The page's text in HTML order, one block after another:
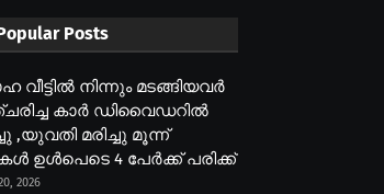
Posts
വീട്ടിൽ നിന്നും മടങ്ങിയവർ
കാർ ഡിവൈഡറിൽ
,യുവതി മരിച്ചു മൂന്ന്
ഉൾപെടെ 4 പേർക്ക് പരിക്ക്
2026